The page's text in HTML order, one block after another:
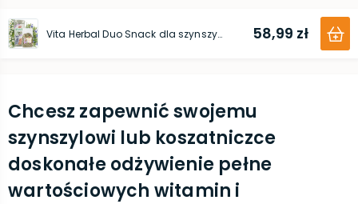
Vita Herbal Duo Snack dla szynszyli i koszatniczki - łąka ziołowa 500g plus siano 800g 58,99 zł
Chcesz zapewnić swojemu
szynszylowi lub koszatniczce
doskonałe odżywienie pełne
wartościowych witamin i